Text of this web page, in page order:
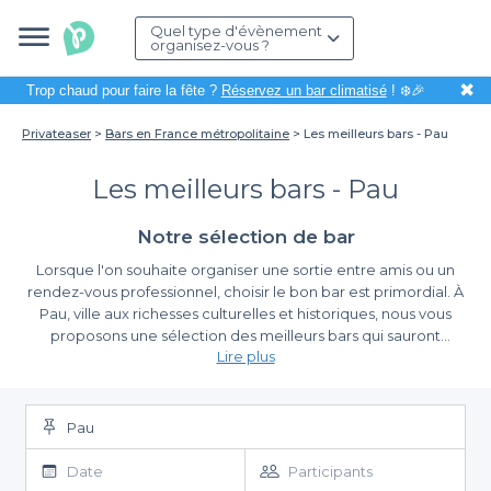
Quel type d'évènement
organisez-vous ?
Trop chaud pour faire la fête ? Réservez un bar climatisé! ❄️🎉 ✖
Privateaser Bars en France métropolitaine Les meilleurs bars - Pau
Les meilleurs bars - Pau
Notre sélection de bar
Lorsque l'on souhaite organiser une sortie entre amis ou un
rendez-vous professionnel, choisir le bon bar est primordial. À
Pau, ville aux richesses culturelles et historiques, nous vous
proposons une sélection des meilleurs bars qui sauront
répondre à toutes vos attentes. Que vous recherchiez une
pour un apéritif, ou un lieu festif pour célébrer un événement,
notre plateforme Privateaser vous accompagne à chaque
étape de votre recherche.
Simplifiez votre réservation avec Privateaser
Organiser un évènement à Pau n’a jamais été aussi simple grâce
large gamme de bars, tous soigneusement référencés pour
Lire plus
Pau
Date Participants